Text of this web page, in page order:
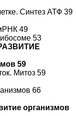
Синтез АТФ 39
49
53
59
Митоз 59
66
организмов